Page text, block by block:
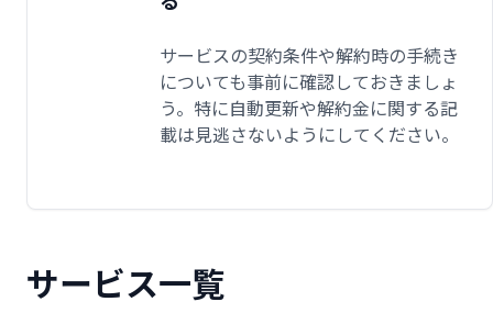
サービスの契約条件や解約時の手続き
についても事前に確認しておきましょ
う。特に自動更新や解約金に関する記
載は見逃さないようにしてください。
サービス一覧